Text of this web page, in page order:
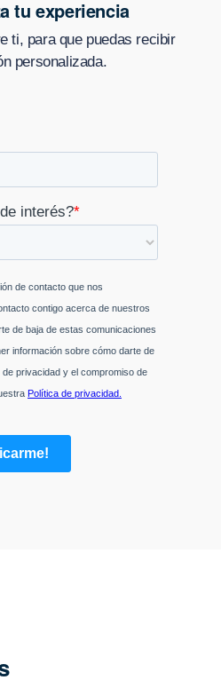
tu experiencia
ti, para que puedas recibir
personalizada.